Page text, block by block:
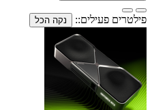
פילטרים פעילים:: נקה הכל